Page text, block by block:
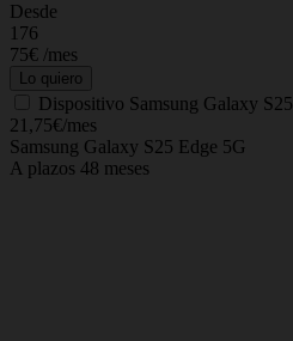
Desde
176
75€ /mes
Lo quiero
Dispositivo Samsung Galaxy
21,75€/mes
Samsung Galaxy S25 Edge 5G
A plazos 48 meses